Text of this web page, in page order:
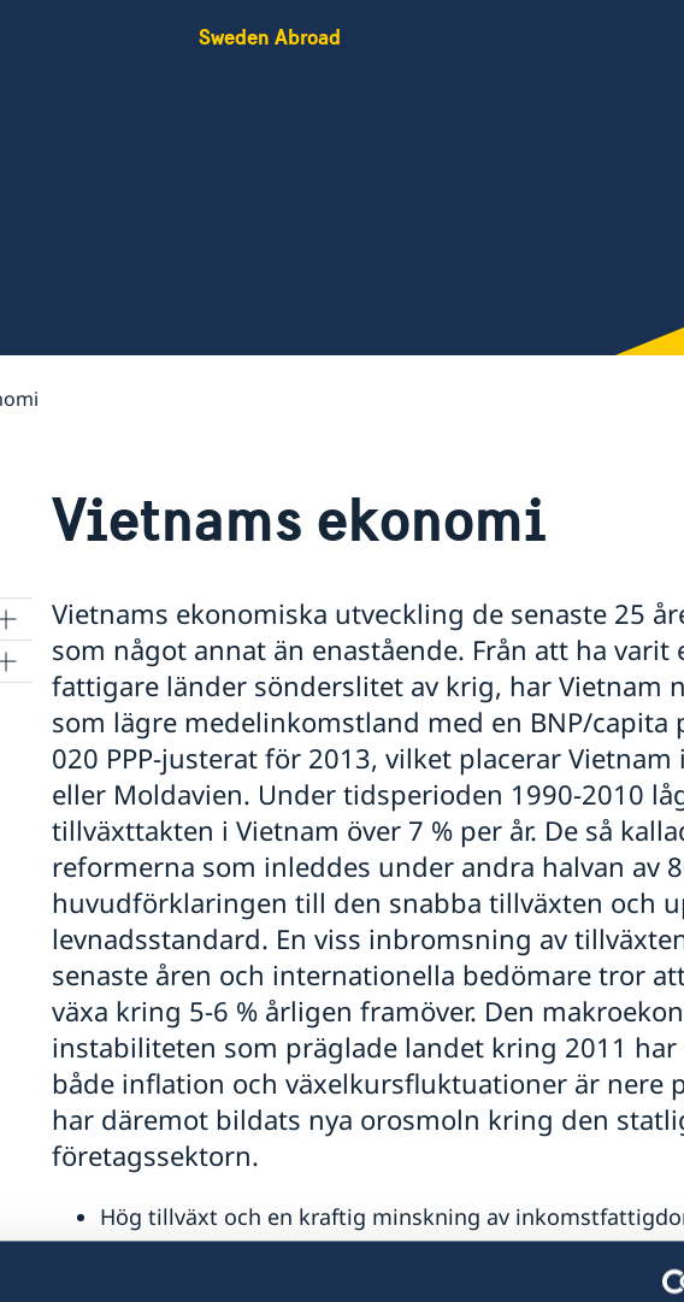
Sweden Abroad
Vietnams ekonomi
Vietnams ekonomiska utveckling de senaste 25
som något annat än enastående. Från att ha varit
fattigare länder sönderslitet av krig, har Vietnam
som lägre medelinkomstland med en BNP/capita
020 PPP-justerat för 2013, vilket placerar
eller Moldavien. Under tidsperioden 1990-2010
tillväxttakten i Vietnam över 7 % per år. De så
reformerna som inleddes under andra halvan av
huvudförklaringen till den snabba tillväxten och
levnadsstandard. En viss inbromsning av
senaste åren och internationella bedömare tror
växa kring 5-6 % årligen framöver. Den
instabiliteten som präglade landet kring 2011
både inflation och växelkursfluktuationer är nere
har däremot bildats nya orosmoln kring den
företagssektorn.
Hög tillväxt och en kraftig minskning av
förändrat Vietnam sedan den ekonomiska